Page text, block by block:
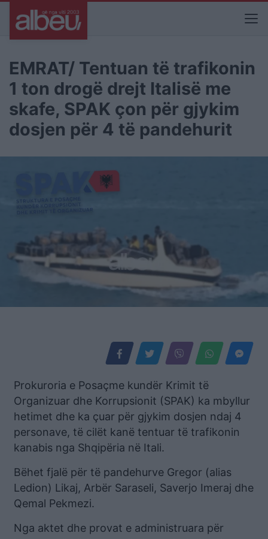
EMRAT/ Tentuan të trafikonin
1 ton drogë drejt Italisë me
skafe, SPAK çon për gjykim
dosjen për 4 të pandehurit
Prokuroria e Posaçme kundër Krimit të
Organizuar dhe Korrupsionit (SPAK) ka mbyllur
hetimet dhe ka çuar për gjykim dosjen ndaj 4
personave, të cilët kanë tentuar të trafikonin
kanabis nga Shqipëria në Itali.
Bëhet fjalë për të pandehurve Gregor (alias
Ledion) Likaj, Arbër Saraseli, Saverjo Imeraj dhe
Qemal Pekmezi.
Nga aktet dhe provat e administruara për